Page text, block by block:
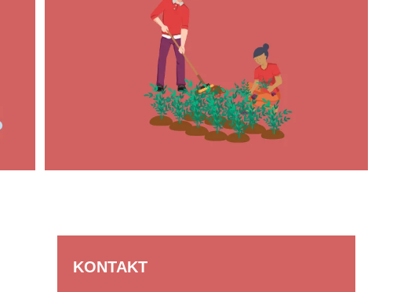
KONTAKT